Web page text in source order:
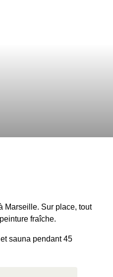
Marseille. Sur place, tout
fraîche.
sauna pendant 45